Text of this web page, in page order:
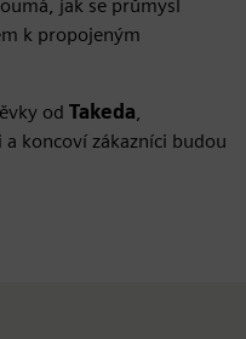
jak se průmysl
k propojeným
od Takeda
koncoví zákazníci budou